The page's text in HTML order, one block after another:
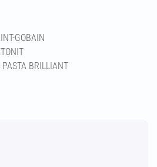
GOBAIN
PASTA BRILLIANT